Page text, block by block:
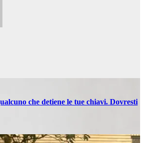
che detiene le tue chiavi. Dovresti